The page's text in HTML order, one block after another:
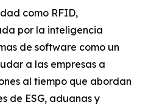
como RFID,
por la inteligencia
de software como un
a las empresas a
al tiempo que abordan
de ESG, aduanas y